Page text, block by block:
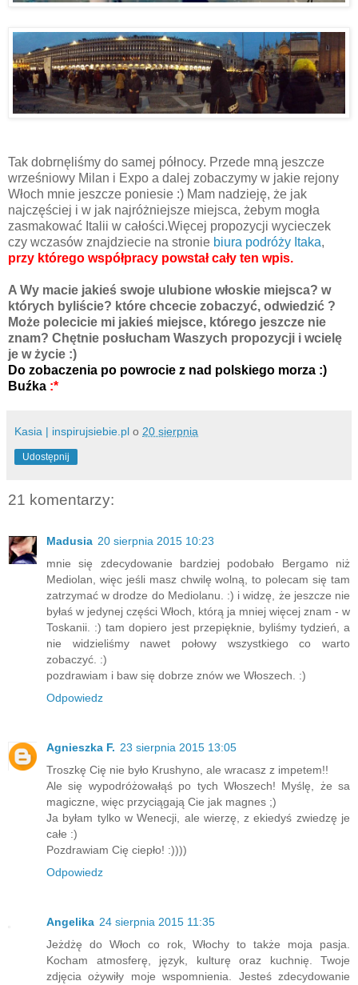
Tak dobrnęliśmy do samej północy. Przede mną jeszcze
wrześniowy Milan i Expo a dalej zobaczymy w jakie rejony
Włoch mnie jeszcze poniesie :) Mam nadzieję, że jak
najczęściej i w jak najróżniejsze miejsca, żebym mogła
zasmakować Italii w całości.Więcej propozycji wycieczek
czy wczasów znajdziecie na stronie biura podróży Itaka,
przy którego współpracy powstał cały ten wpis.
A Wy macie jakieś swoje ulubione włoskie miejsca? w
których byliście? które chcecie zobaczyć, odwiedzić ?
Może polecicie mi jakieś miejsce, którego jeszcze nie
znam? Chętnie posłucham Waszych propozycji i wcielę
je w życie :)
Do zobaczenia po powrocie z nad polskiego morza :)
Buźka :*
Kasia | inspirujsiebie.pl o 20 sierpnia
Udostępnij
21 komentarzy:
Madusia 20 sierpnia 2015 10:23
mnie się zdecydowanie bardziej podobało Bergamo niż
Mediolan, więc jeśli masz chwilę wolną, to polecam się tam
zatrzymać w drodze do Mediolanu. :) i widzę, że jeszcze nie
byłaś w jedynej części Włoch, którą ja mniej więcej znam - w
Toskanii. :) tam dopiero jest przepięknie, byliśmy tydzień, a
nie widzieliśmy nawet połowy wszystkiego co warto
zobaczyć. :)
pozdrawiam i baw się dobrze znów we Włoszech. :)
Odpowiedz
Agnieszka F. 23 sierpnia 2015 13:05
Troszkę Cię nie było Krushyno, ale wracasz z impetem!!
Ale się wypodróżowałąś po tych Włoszech! Myślę, że sa
magiczne, więc przyciągają Cie jak magnes ;)
Ja byłam tylko w Wenecji, ale wierzę, z ekiedyś zwiedzę je
całe :)
Pozdrawiam Cię ciepło! :))))
Odpowiedz
Angelika 24 sierpnia 2015 11:35
Jeżdżę do Włoch co rok, Włochy to także moja pasja.
Kocham atmosferę, język, kulturę oraz kuchnię. Twoje
zdjęcia ożywiły moje wspomnienia. Jesteś zdecydowanie